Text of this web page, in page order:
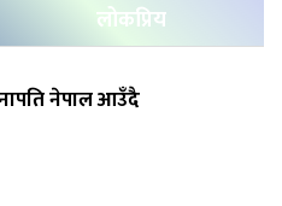
लोकप्रिय
नेपाल आउँदै